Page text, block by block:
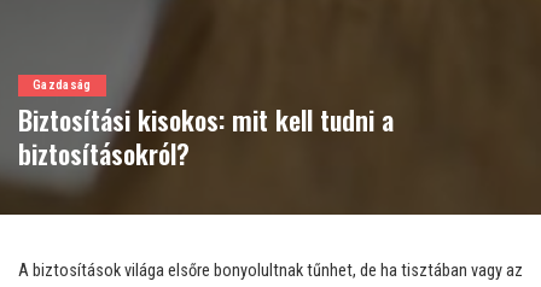
Gazdaság
Biztosítási kisokos: mit kell tudni a
biztosításokról?
A biztosítások világa elsőre bonyolultnak tűnhet, de ha tisztában vagy az